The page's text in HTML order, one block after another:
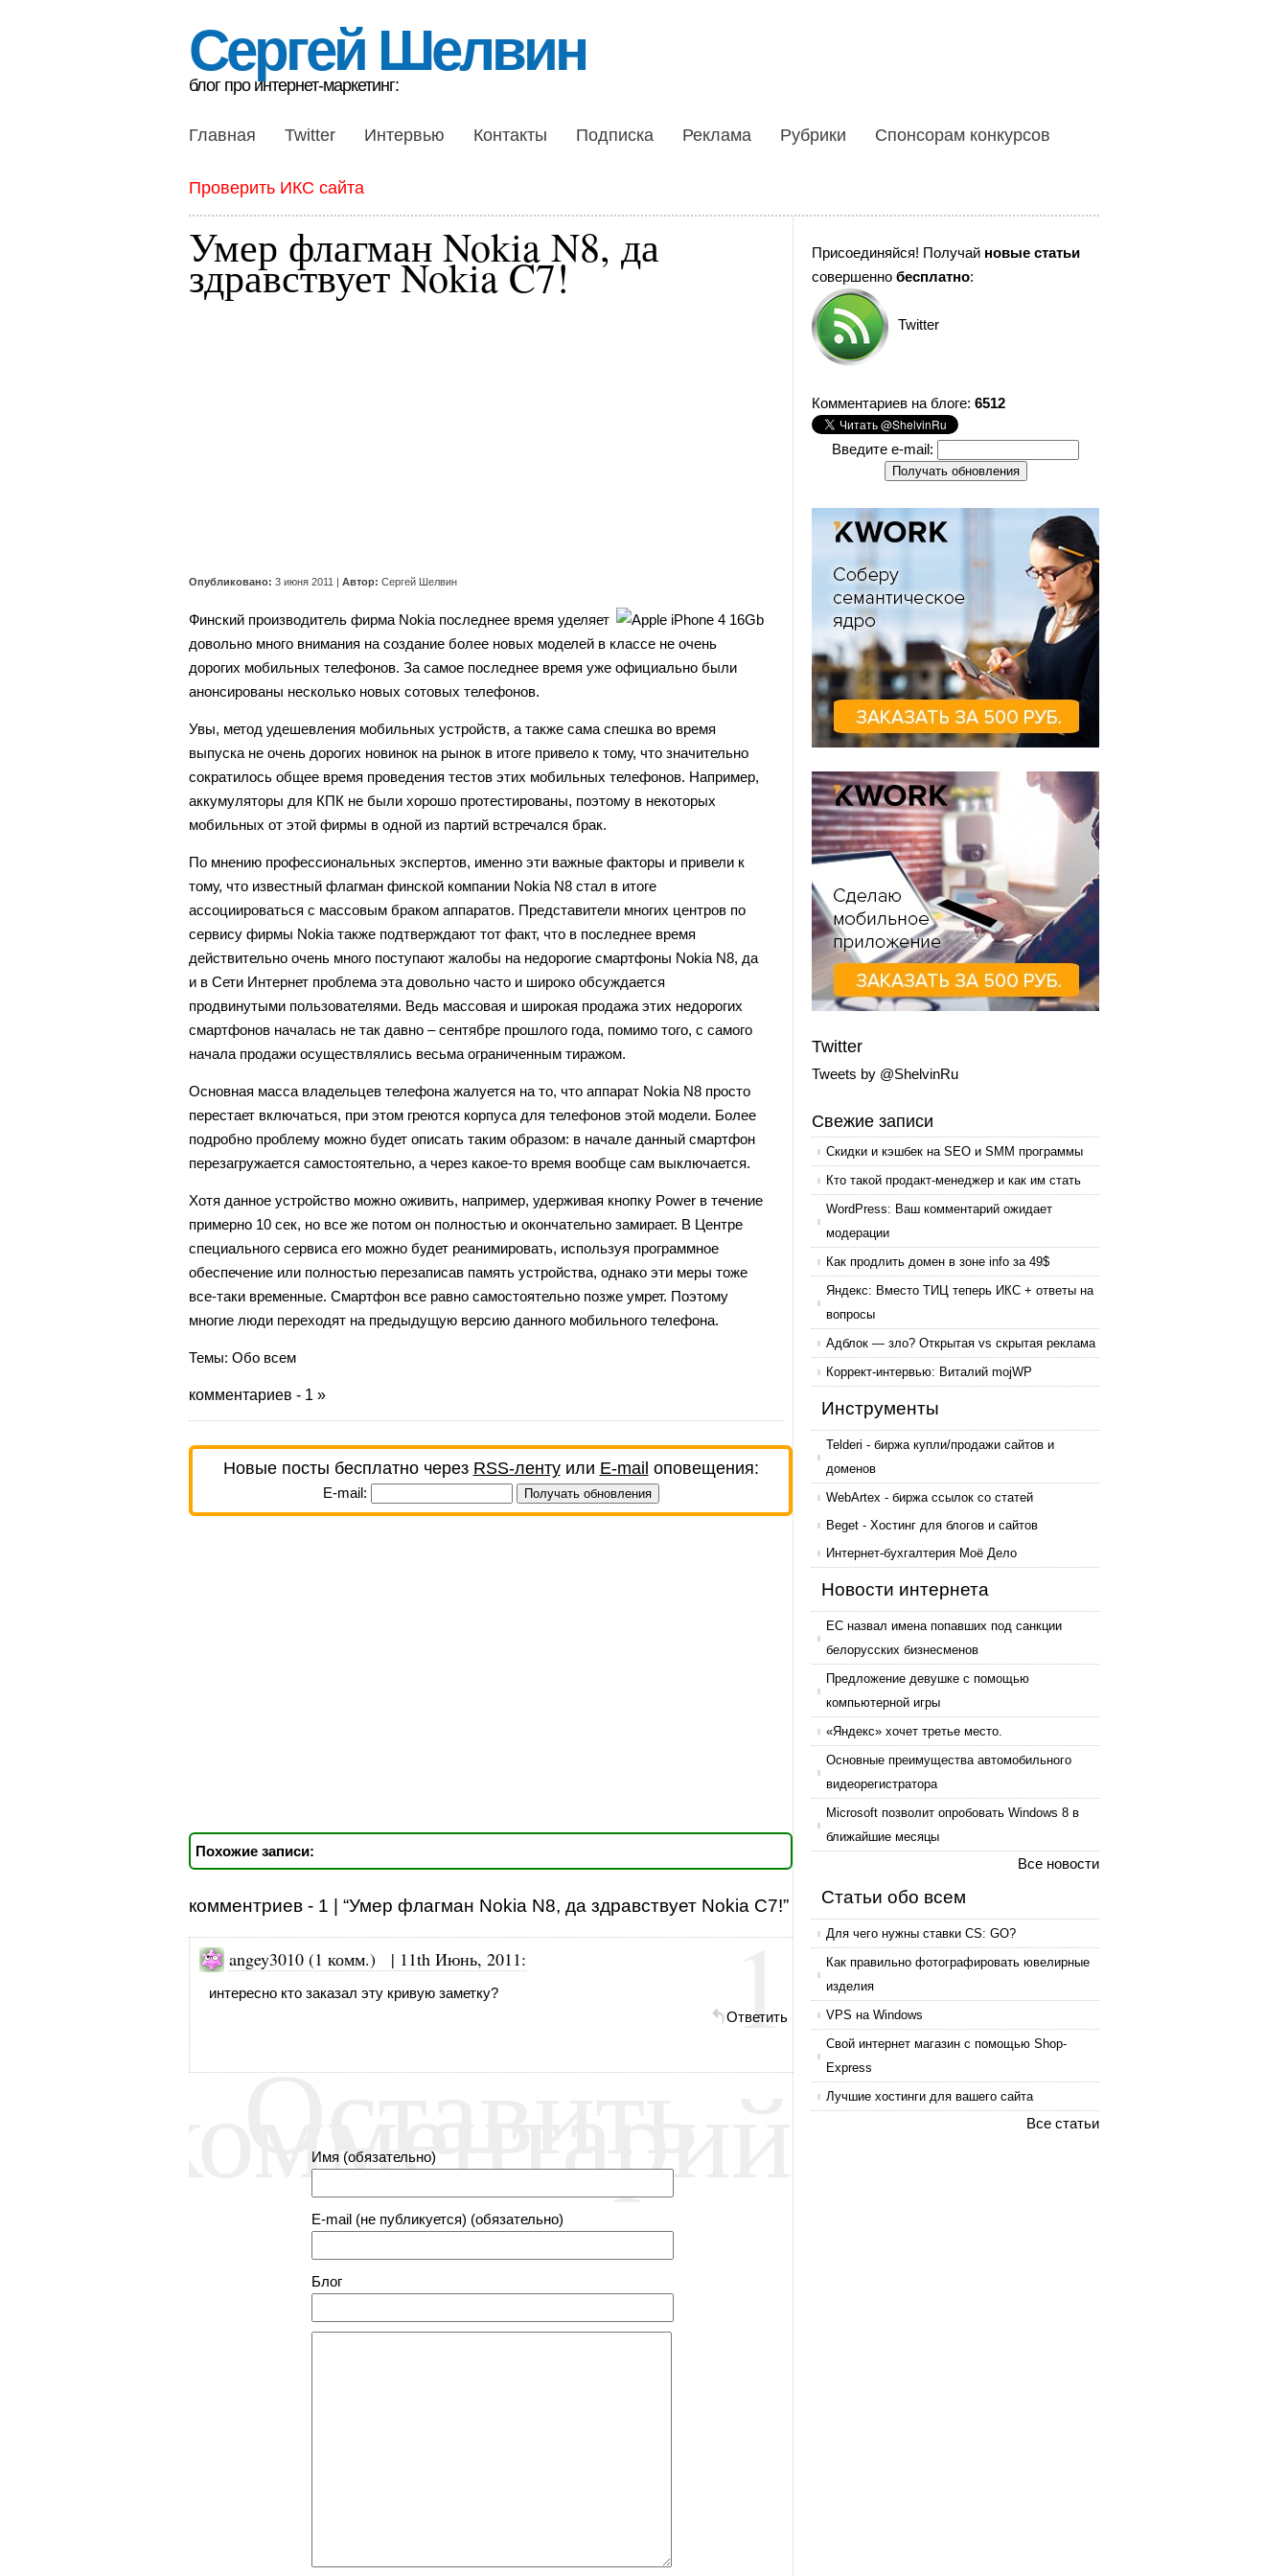
Сергей Шелвин
блог про интернет-маркетинг:
Главная Twitter Интервью Контакты Подписка Реклама Рубрики Спонсорам конкурсов
Проверить ИКС сайта
Умер флагман Nokia N8, да
здравствует Nokia C7!
Опубликовано: 3 июня 2011 | Автор: Сергей Шелвин
Финский производитель фирма Nokia последнее время уделяет
довольно много внимания на создание более новых моделей в классе не очень
дорогих мобильных телефонов. За самое последнее время уже официально были
анонсированы несколько новых сотовых телефонов.
Увы, метод удешевления мобильных устройств, а также сама спешка во время
выпуска не очень дорогих новинок на рынок в итоге привело к тому, что значительно
сократилось общее время проведения тестов этих мобильных телефонов. Например,
аккумуляторы для КПК не были хорошо протестированы, поэтому в некоторых
мобильных от этой фирмы в одной из партий встречался брак.
По мнению профессиональных экспертов, именно эти важные факторы и привели к
тому, что известный флагман финской компании Nokia N8 стал в итоге
ассоциироваться с массовым браком аппаратов. Представители многих центров по
сервису фирмы Nokia также подтверждают тот факт, что в последнее время
действительно очень много поступают жалобы на недорогие смартфоны Nokia N8, да
и в Сети Интернет проблема эта довольно часто и широко обсуждается
продвинутыми пользователями. Ведь массовая и широкая продажа этих недорогих
смартфонов началась не так давно – сентябре прошлого года, помимо того, с самого
начала продажи осуществлялись весьма ограниченным тиражом.
Основная масса владельцев телефона жалуется на то, что аппарат Nokia N8 просто
перестает включаться, при этом греются корпуса для телефонов этой модели. Более
подробно проблему можно будет описать таким образом: в начале данный смартфон
перезагружается самостоятельно, а через какое-то время вообще сам выключается.
Хотя данное устройство можно оживить, например, удерживая кнопку Power в течение
примерно 10 сек, но все же потом он полностью и окончательно замирает. В Центре
специального сервиса его можно будет реанимировать, используя программное
обеспечение или полностью перезаписав память устройства, однако эти меры тоже
все-таки временные. Смартфон все равно самостоятельно позже умрет. Поэтому
многие люди переходят на предыдущую версию данного мобильного телефона.
Темы: Обо всем
комментариев - 1 »
Новые посты бесплатно через RSS-лентуили E-mail оповещения:
E-mail:
Похожие записи:
комментриев - 1 | “Умер флагман Nokia N8, да здравствует Nokia C7!”
1
angey3010 (1 комм.) | 11th Июнь, 2011:
интересно кто заказал эту кривую заметку?
Ответить
Оставить
комментарий
Имя (обязательно)
E-mail (не публикуется) (обязательно)
Блог
Присоединяйся! Получай новые статьи
совершенно бесплатно:
Twitter
Комментариев на блоге: 6512
Введите e-mail:
Twitter
Tweets by @ShelvinRu
Свежие записи
Скидки и кэшбек на SEO и SMM программы
Кто такой продакт-менеджер и как им стать
WordPress: Ваш комментарий ожидает
модерации
Как продлить домен в зоне info за 49$
Яндекс: Вместо ТИЦ теперь ИКС + ответы на
вопросы
Адблок — зло? Открытая vs скрытая реклама
Коррект-интервью: Виталий mojWP
Инструменты
Telderi - биржа купли/продажи сайтов и
доменов
WebArtex - биржа ссылок со статей
Beget - Хостинг для блогов и сайтов
Интернет-бухгалтерия Моё Дело
Новости интернета
ЕС назвал имена попавших под санкции
белорусских бизнесменов
Предложение девушке с помощью
компьютерной игры
«Яндекс» хочет третье место.
Основные преимущества автомобильного
видеорегистратора
Microsoft позволит опробовать Windows 8 в
ближайшие месяцы
Все новости
Статьи обо всем
Для чего нужны ставки CS: GO?
Как правильно фотографировать ювелирные
изделия
VPS на Windows
Свой интернет магазин с помощью Shop-
Express
Лучшие хостинги для вашего сайта
Все статьи